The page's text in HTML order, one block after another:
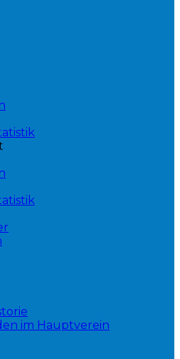
im Hauptverein